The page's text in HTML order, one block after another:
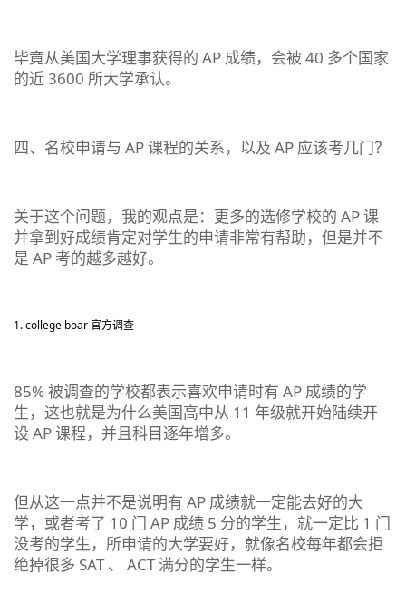
毕竟从美国大学理事获得的 AP 成绩，会被 40 多个国家
的近 3600 所大学承认。
四、名校申请与 AP 课程的关系，以及 AP 应该考几门？
关于这个问题，我的观点是：更多的选修学校的 AP 课
并拿到好成绩肯定对学生的申请非常有帮助，但是并不
是 AP 考的越多越好。
college boar 官方调查
85% 被调查的学校都表示喜欢申请时有 AP 成绩的学
生，这也就是为什么美国高中从 11 年级就开始陆续开
设 AP 课程，并且科目逐年增多。
但从这一点并不是说明有 AP 成绩就一定能去好的大
学，或者考了 10 门 AP 成绩 5 分的学生，就一定比 1 门
没考的学生，所申请的大学要好，就像名校每年都会拒
绝掉很多 SAT 、 ACT 满分的学生一样。